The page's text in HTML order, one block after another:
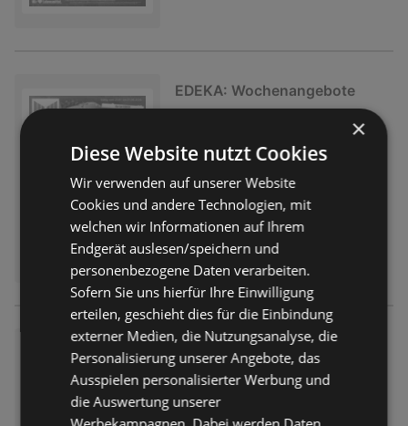
EDEKA: Wochenangebote
EDEKA: Wochenangebote
Prospekt
nicht mehr gültig
01.08.2026
×
Diese Website nutzt Cookies
Wir verwenden auf unserer Website
Cookies und andere Technologien, mit
welchen wir Informationen auf Ihrem
Endgerät auslesen/speichern und
personenbezogene Daten verarbeiten.
Sofern Sie uns hierfür Ihre Einwilligung
erteilen, geschieht dies für die Einbindung
externer Medien, die Nutzungsanalyse, die
Personalisierung unserer Angebote, das
Ausspielen personalisierter Werbung und
die Auswertung unserer